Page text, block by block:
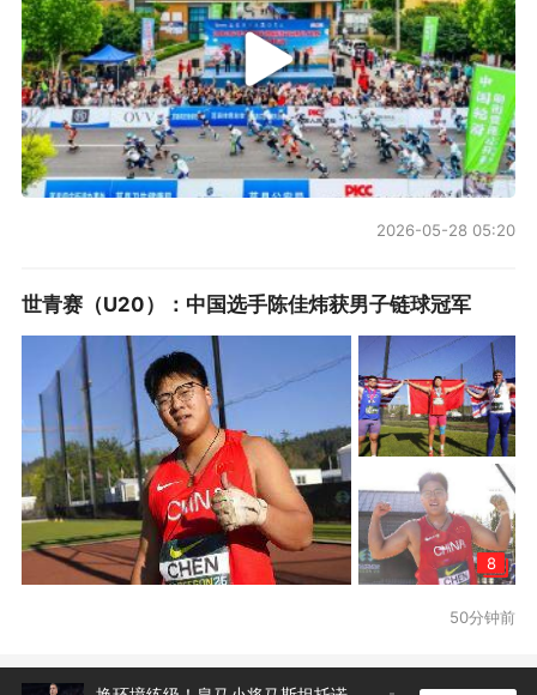
2026-05-28 05:20
世青赛（U20）：中国选手陈佳炜获男子链球冠军
8
50分钟前